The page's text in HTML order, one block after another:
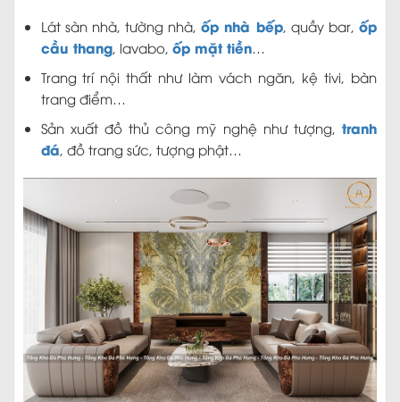
Lát sàn nhà, tường nhà,ốp nhà bếp, quầy bar,ốp
cầu thang, lavabo, ốp mặt tiền…
Trang trí nội thất như làm vách ngăn, kệ tivi, bàn
trang điểm…
Sản xuất đồ thủ công mỹ nghệ như tượng, tranh
đá, đồ trang sức, tượng phật…